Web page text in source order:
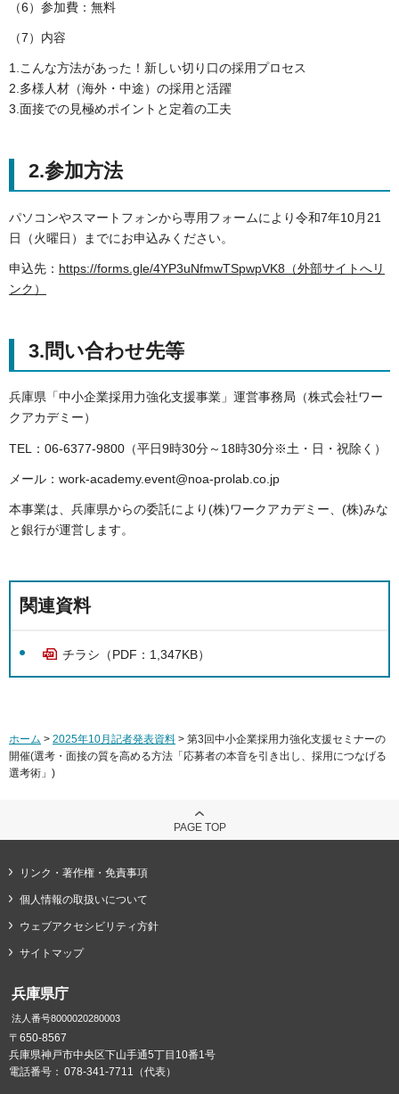
（6）参加費：無料
（7）内容
1.こんな方法があった！新しい切り口の採用プロセス
2.多様人材（海外・中途）の採用と活躍
3.面接での見極めポイントと定着の工夫
2.参加方法
パソコンやスマートフォンから専用フォームにより令和7年10月21
日（火曜日）までにお申込みください。
申込先： https://forms.gle/4YP3uNfmwTSpwpVK8（外部サイトへリ
ンク）
3.問い合わせ先等
兵庫県「中小企業採用力強化支援事業」運営事務局（株式会社ワー
クアカデミー）
TEL：06-6377-9800（平日9時30分～18時30分※土・日・祝除く）
メール：work-academy.event@noa-prolab.co.jp
本事業は、兵庫県からの委託により(株)ワークアカデミー、(株)みな
と銀行が運営します。
関連資料
チラシ（PDF：1,347KB）
ホーム > 2025年10月記者発表資料 > 第3回中小企業採用力強化支援セミナーの
開催(選考・面接の質を高める方法「応募者の本音を引き出し、採用につなげる
選考術」)
PAGE TOP
リンク・著作権・免責事項
個人情報の取扱いについて
ウェブアクセシビリティ方針
サイトマップ
兵庫県庁
法人番号8000020280003
〒650-8567
兵庫県神戸市中央区下山手通5丁目10番1号
電話番号： 078-341-7711（代表）